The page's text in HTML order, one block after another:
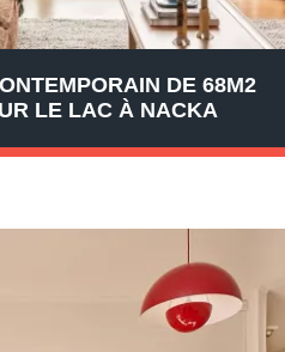
DE 68M2
LE LAC À NACKA